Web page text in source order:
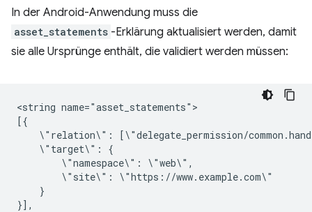
In der Android-Anwendung muss die
asset_statements -Erklärung aktualisiert werden, damit
sie alle Ursprünge enthält, die validiert werden müssen:
<string name="asset_statements">
\"relation\":
\"target\":
\"namespace\":
\"site\":
}
}],